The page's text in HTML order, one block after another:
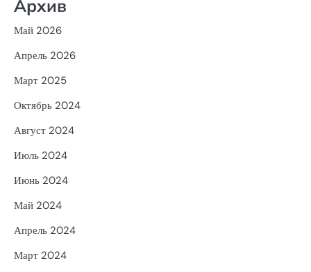
Архив
Май 2026
Апрель 2026
Март 2025
Октябрь 2024
Август 2024
Июль 2024
Июнь 2024
Май 2024
Апрель 2024
Март 2024